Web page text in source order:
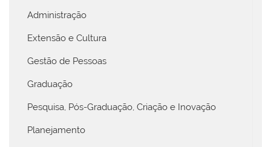
Administração
Extensão e Cultura
Gestão de Pessoas
Graduação
Pesquisa, Pós-Graduação, Criação e Inovação
Planejamento